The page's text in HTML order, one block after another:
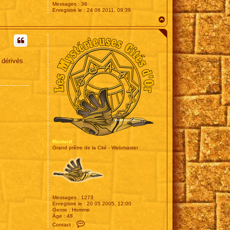
Messages : 36
Enregistré le : 24 06 2011, 09:39
a
u
Routard
Grand prêtre de la Cité - Webmaster
Messages : 1273
Enregistré le : 20 05 2005, 12:00
Genre : Homme
Âge : 48
Contact :